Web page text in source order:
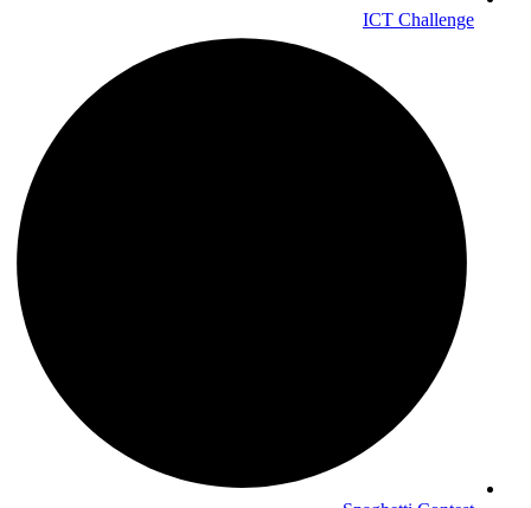
ICT Challenge